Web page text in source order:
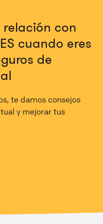
con
cuando eres
de
te damos consejos
y mejorar tus